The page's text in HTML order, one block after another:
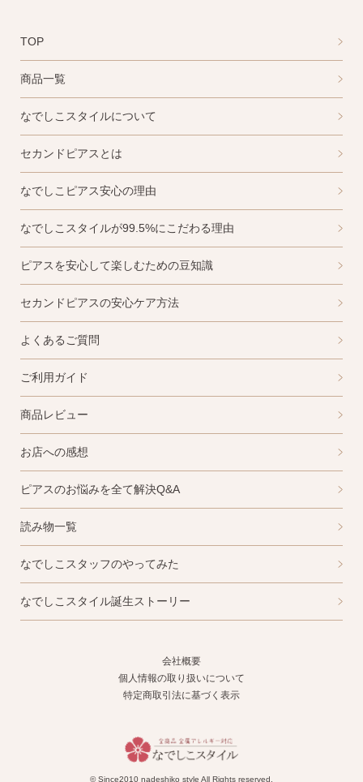
TOP
商品一覧
なでしこスタイルについて
セカンドピアスとは
なでしこピアス安心の理由
なでしこスタイルが99.5%にこだわる理由
ピアスを安心して楽しむための豆知識
セカンドピアスの安心ケア方法
よくあるご質問
ご利用ガイド
商品レビュー
お店への感想
ピアスのお悩みを全て解決Q&A
読み物一覧
なでしこスタッフのやってみた
なでしこスタイル誕生ストーリー
会社概要
個人情報の取り扱いについて
特定商取引法に基づく表示
© Since2010 nadeshiko style All Rights reserved.